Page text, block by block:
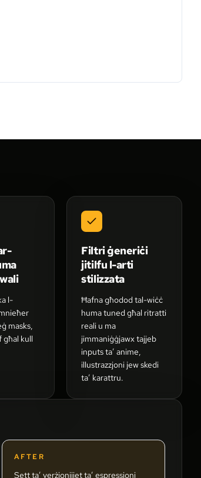
l-
masks,
għal kull
Filtri ġeneriċi
jitilfu l-arti
stilizzata
Ħafna għodod tal-wiċċ
huma tuned għal ritratti
reali u ma
jimmaniġġjawx tajjeb
inputs ta’ anime,
illustrazzjoni jew skedi
ta’ karattru.
AFTER
Sett ta’ verżjonijiet ta’ espressjoni